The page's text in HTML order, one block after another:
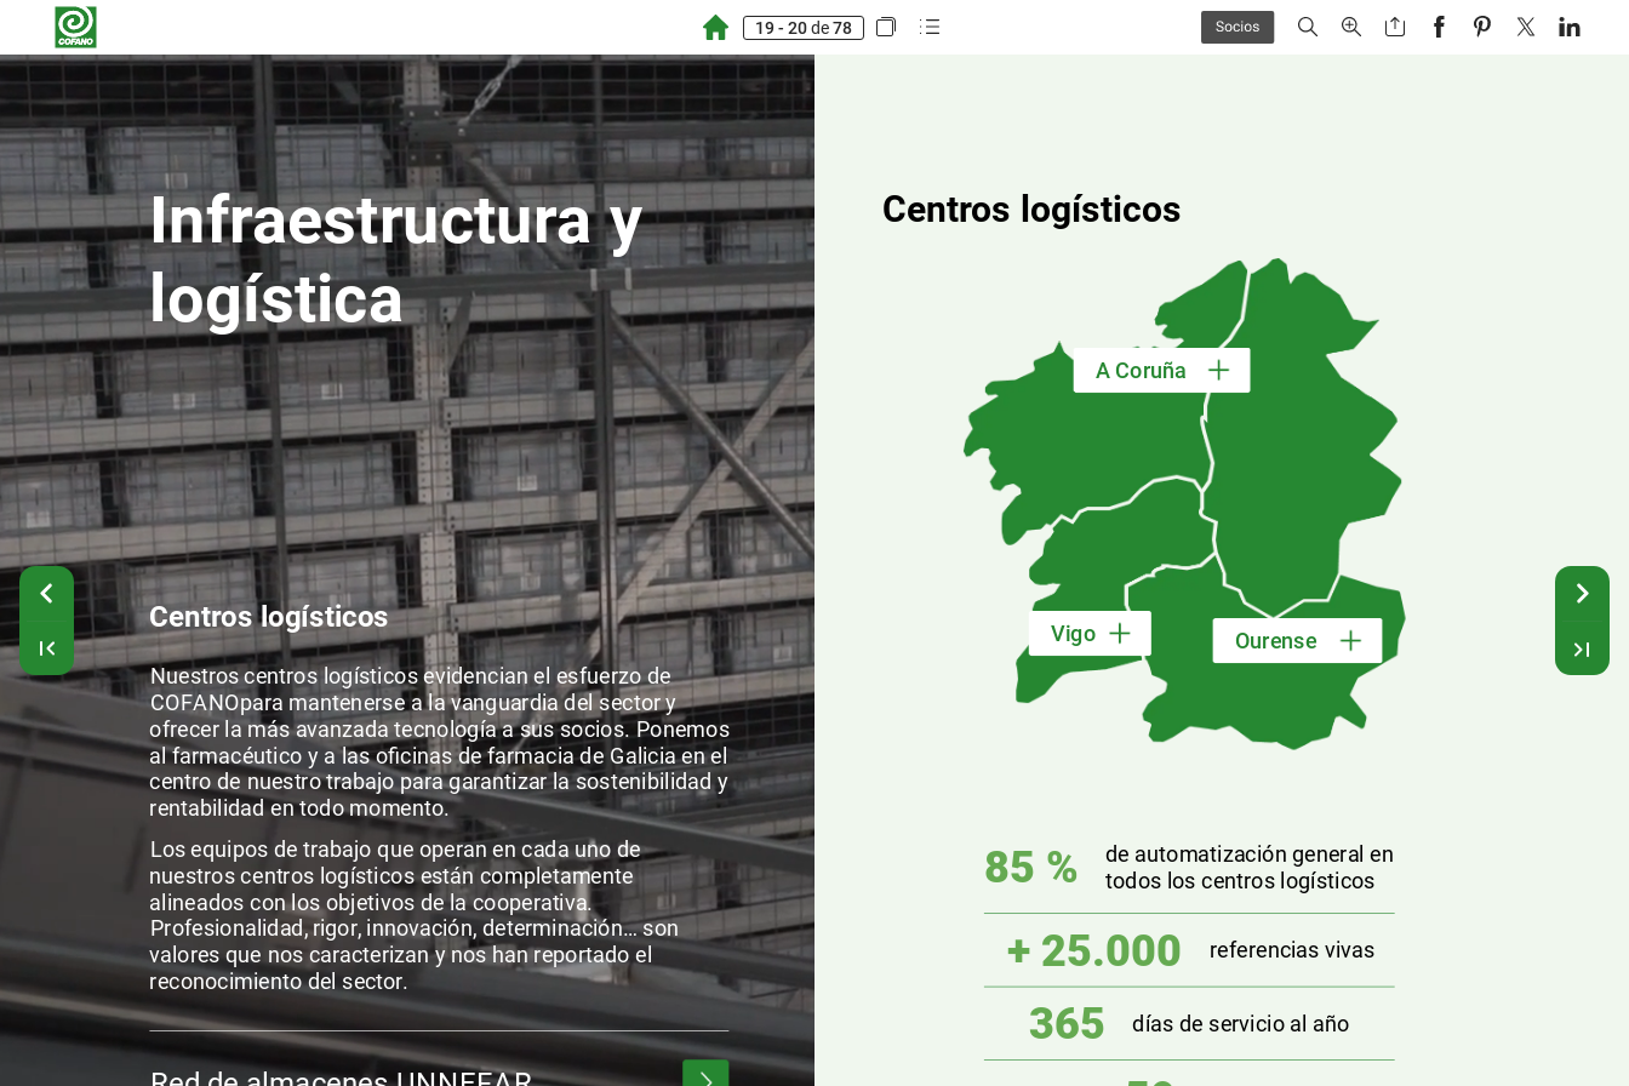
19 - 20de78
Infraestructura y
logística
Centros logísticos
Nuestroscentros logísticos evidencian el esfuerzo de
COFANOpara mantenerse a la vanguardia del sector y
ofrecer la más avanzada tecnología a sus socios. Ponemos
al farmacéutico y a las oficinas de farmacia de Galiciaen el
centro de nuestro trabajo para garantizar la sostenibilidad y
rentabilidad en todo momento.
Losequipos de trabajo que operan en cada uno de
nuestros centros logísticos están completamente
alineados con los objetivos de la cooperativa.
Profesionalidad,rigor, innovación, determinación… son
valores que nos caracterizan y nos han reportado el
reconocimiento del sector.
Centros logísticos
A Coruña
Ourense
Vigo
de automatización general en
todos los centros logísticos
85 %
días de servicio al año
365
referencias vivas
+ 25.000